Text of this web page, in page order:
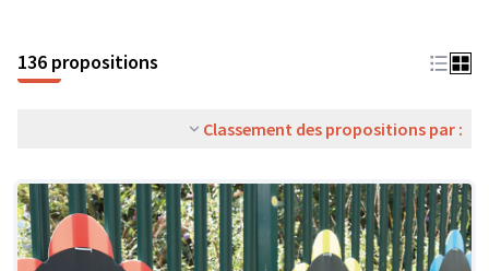
136 propositions
Classement des propositions par :